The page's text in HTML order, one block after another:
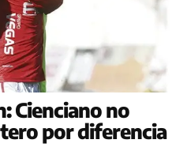
Cienciano no
por diferencia